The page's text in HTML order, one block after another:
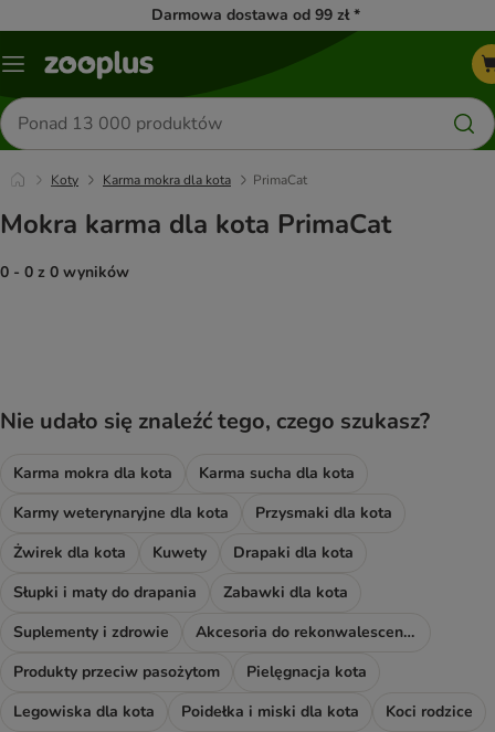
Darmowa dostawa od 99 zł *
Menu
Szukaj
produktów
Koty Karma mokra dla kota PrimaCat
Mokra karma dla kota PrimaCat
0 - 0 z 0 wyników
Nie udało się znaleźć tego, czego szukasz?
Karma mokra dla kota
Karma sucha dla kota
Karmy weterynaryjne dla kota
Przysmaki dla kota
Żwirek dla kota
Kuwety
Drapaki dla kota
Słupki i maty do drapania
Zabawki dla kota
Suplementy i zdrowie
Akcesoria do rekonwalescencji
Produkty przeciw pasożytom
Pielęgnacja kota
Legowiska dla kota
Poidełka i miski dla kota
Koci rodzice